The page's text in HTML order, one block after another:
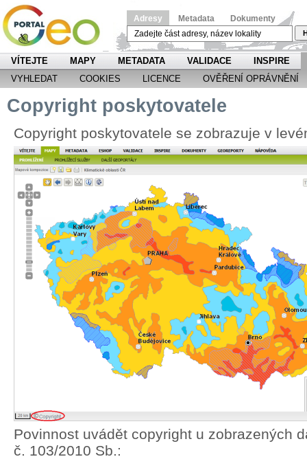
Adresy Metadata Dokumenty
VÍTEJTE MAPY METADATA VALIDACE
INSPIRE
VYHLEDAT
COOKIES LICENCE OVĚŘENÍ OPRÁVNĚNÍ
Copyright poskytovatele
Copyright poskytovatele se zobrazuje v
Povinnost uvádět copyright u zobrazených
č. 103/2010 Sb.: